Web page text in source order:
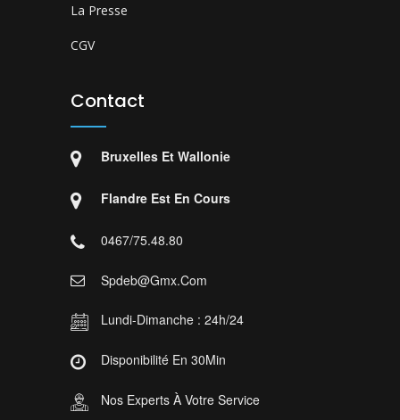
La Presse
CGV
Contact
Bruxelles Et Wallonie
Flandre Est En Cours
0467/75.48.80
Spdeb@gmx.com
Lundi-Dimanche : 24h/24
Disponibilité En 30Min
Nos Experts À Votre Service